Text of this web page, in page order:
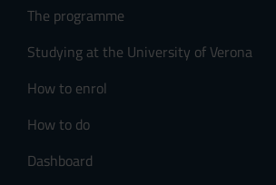
The programme
Studying at the University of Verona
How to enrol
How to do
Dashboard